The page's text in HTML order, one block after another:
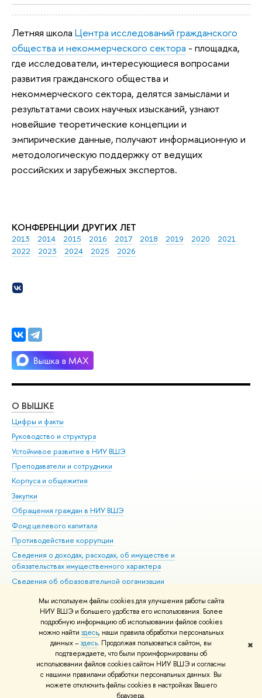
Мы используем файлы cookies для улучшения работы сайта
НИУ ВШЭ и большего удобства его использования. Более
подробную информацию об использовании файлов cookies
можно найти здесь, наши правила обработки персональных
данных –здесь. Продолжая пользоваться сайтом, вы
подтверждаете, что были проинформированы об
использовании файлов cookies сайтом НИУ ВШЭ и согласны
с нашими правилами обработки персональных данных. Вы
можете отключить файлы cookies в настройках Вашего
браузера.
✖
КОНФЕРЕНЦИИ ДРУГИХ ЛЕТ
2013 2014 2015 2016 2017 2018 2019 2020
2021
2022
2023 2024 2025 2026
Летняя школа Центра исследований гражданского
общества и некоммерческого сектора - площадка,
где исследователи, интересующиеся вопросами
развития гражданского общества и
некоммерческого сектора, делятся замыслами и
результатами своих научных изысканий, узнают
новейшие теоретические концепции и
эмпирические данные, получают информационную и
методологическую поддержку от ведущих
российских и зарубежных экспертов.
О ВЫШКЕ
Цифры и факты
Руководство и структура
Устойчивое развитие в НИУ ВШЭ
Преподаватели и сотрудники
Корпуса и общежития
Закупки
Обращения граждан в НИУ ВШЭ
Фонд целевого капитала
Противодействие коррупции
Сведения о доходах, расходах, об имуществе и
обязательствах имущественного характера
Сведения об образовательной организации
Людям с ограниченными возможностями здоровья
Единая платежная страница
Работа в Вышке
© НИУ ВШЭ 1993–2021 Адреса и контакты Условия использования
материалов Политика конфиденциальности Карта сайта
Шрифты HSE Sans и HSE Slab разработаны вШколе дизайна НИУ ВШЭ